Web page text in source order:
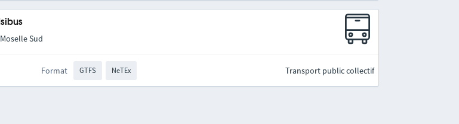
Sud
Format GTFS NeTEx Transport public collectif